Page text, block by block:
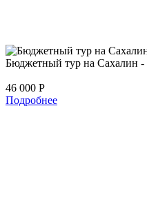
Бюджетный тур на Сахалин -
46 000 Р
Подробнее